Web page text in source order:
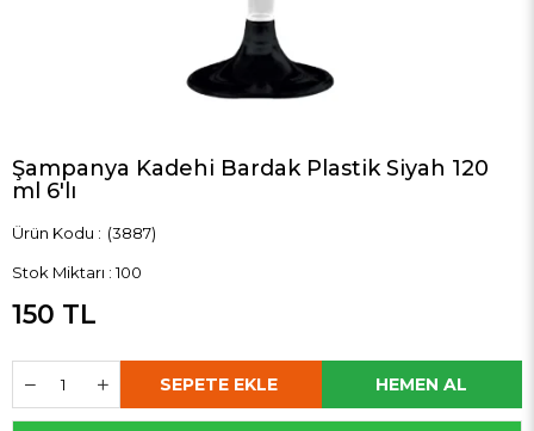
Şampanya Kadehi Bardak Plastik Siyah 120
ml 6'lı
(3887)
Stok Miktarı : 100
150 TL